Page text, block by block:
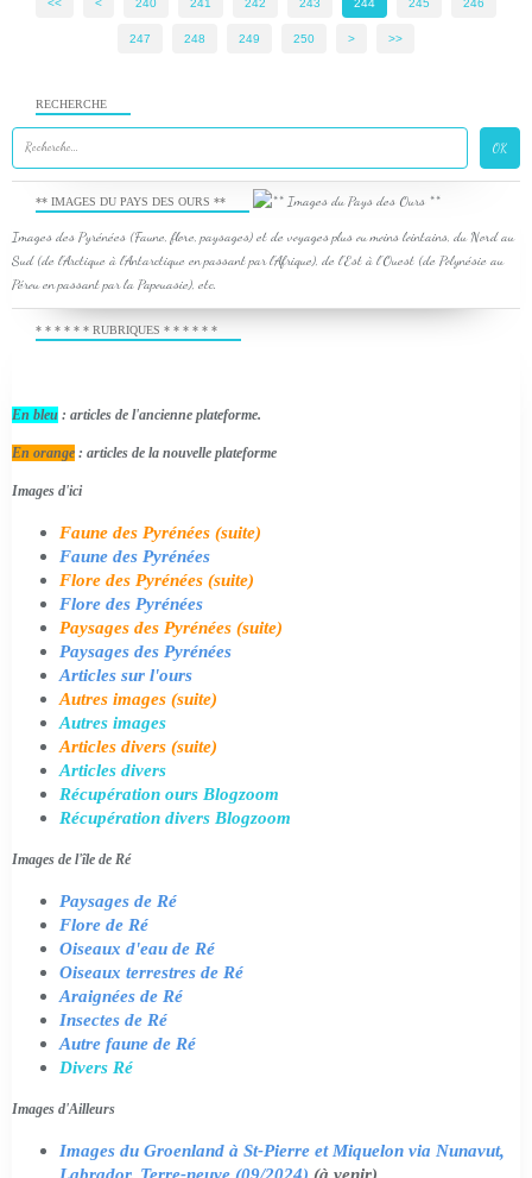
<< < 200
210
220
230
240 241 242 243 244 245 246
247 248 249 250 260
270
280
290
300
400
500
600
700
800
900
1000
1100
> >>
RECHERCHE
** IMAGES DU PAYS DES OURS **
Images des Pyrénées (Faune, flore, paysages) et de voyages plus ou moins lointains, du Nord au
Sud (de l'Arctique à l'Antarctique en passant par l'Afrique), de l'Est à l'Ouest (de Polynésie au
Pérou en passant par la Papouasie), etc.
* * * * * * RUBRIQUES * * * * * *
En bleu : articles de l'ancienne plateforme.
En orange : articles de la nouvelle plateforme
Images d'ici
Faune des Pyrénées (suite)
Faune des Pyrénées
Flore des Pyrénées (suite)
Flore des Pyrénées
Paysages des Pyrénées (suite)
Paysages des Pyrénées
Articles sur l'ours
Autres images (suite)
Autres images
Articles divers (suite)
Articles divers
Récupération ours Blogzoom
Récupération divers Blogzoom
Images de l'île de Ré
Paysages de Ré
Flore de Ré
Oiseaux d'eau de Ré
Oiseaux terrestres de Ré
Araignées de Ré
Insectes de Ré
Autre faune de Ré
Divers Ré
Images d'Ailleurs
Images du Groenland à St-Pierre et Miquelon via Nunavut,
Labrador, Terre-neuve (09/2024) (à venir)